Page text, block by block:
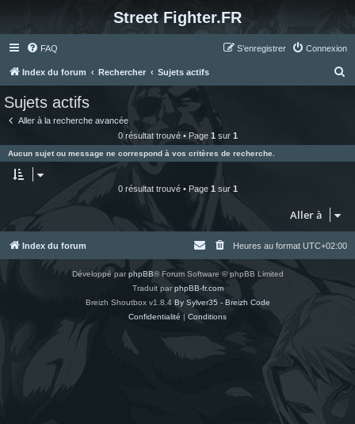
Street Fighter.FR
FAQ Connexion
S’enregistrer
Index du forum Rechercher Sujets actifs
e
r
Sujets actifs
Aller à la recherche avancée
0 résultat trouvé • Page 1 sur 1
Aucun sujet ou message ne correspond à vos critères de recherche.
0 résultat trouvé • Page 1 sur 1
Aller à
Index du forum Heures au format UTC+02:00
Développé parphpBB® Forum Software © phpBB Limited
Traduit parphpBB-fr.com
Breizh Shoutbox v1.8.4 By Sylver35 - Breizh Code
Confidentialité | Conditions